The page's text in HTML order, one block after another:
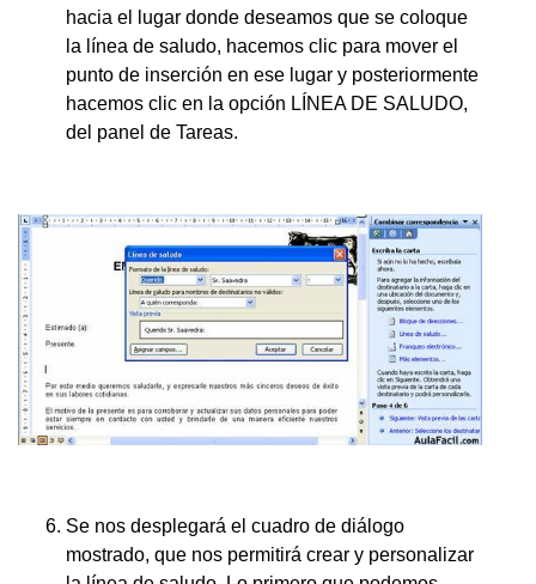
hacia el lugar donde deseamos que se coloque
la línea de saludo, hacemos clic para mover el
punto de inserción en ese lugar y posteriormente
hacemos clic en la opción LÍNEA DE SALUDO,
del panel de Tareas.
Se nos desplegará el cuadro de diálogo
mostrado, que nos permitirá crear y personalizar